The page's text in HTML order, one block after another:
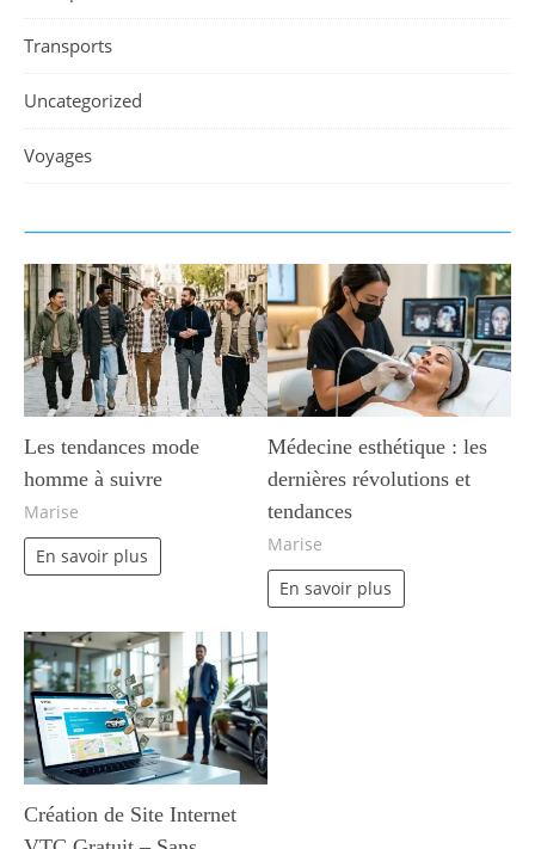
Transports
Uncategorized
Voyages
Les tendances mode
homme à suivre
Marise
En savoir plus
Médecine esthétique : les
dernières révolutions et
tendances
Marise
En savoir plus
Création de Site Internet